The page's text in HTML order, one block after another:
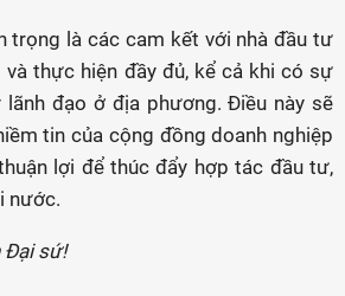
trọng là các cam kết với nhà đầu tư
thực hiện đầy đủ, kể cả khi có sự
đạo ở địa phương. Điều này sẽ
tin của cộng đồng doanh nghiệp
lợi để thúc đẩy hợp tác đầu tư,
nước.
Đại sứ!